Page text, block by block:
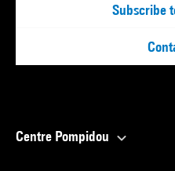
Subscribe
Centre Pompidou